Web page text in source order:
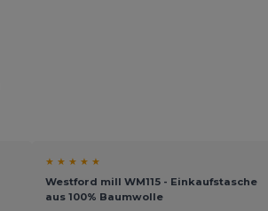
★ ★ ★ ★ ★
Westford mill WM115 - Einkaufstasche
aus 100% Baumwolle